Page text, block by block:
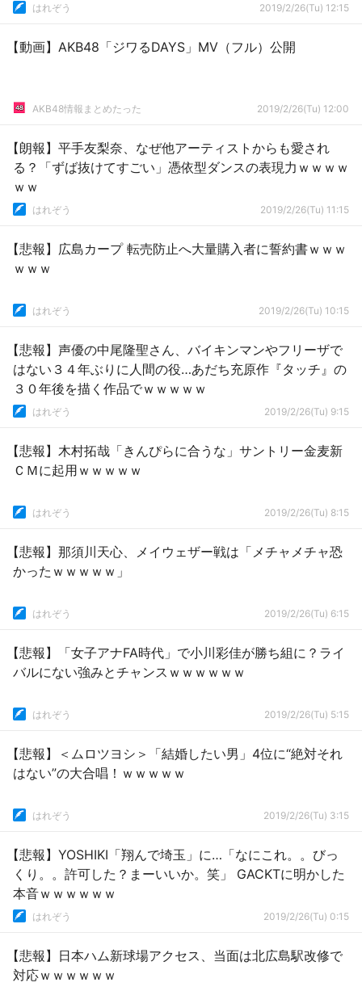
はれぞう 2019/2/26(Tu) 12:15
【動画】AKB48「ジワるDAYS」MV（フル）公開
AKB48情報まとめたった 2019/2/26(Tu) 12:00
【朗報】平手友梨奈、なぜ他アーティストからも愛され
る？「ずば抜けてすごい」憑依型ダンスの表現力ｗｗｗｗ
ｗｗ
はれぞう 2019/2/26(Tu) 11:15
【悲報】広島カープ 転売防止へ大量購入者に誓約書ｗｗｗ
ｗｗｗ
はれぞう 2019/2/26(Tu) 10:15
【悲報】声優の中尾隆聖さん、バイキンマンやフリーザで
はない３４年ぶりに人間の役…あだち充原作『タッチ』の
３０年後を描く作品でｗｗｗｗｗ
はれぞう 2019/2/26(Tu) 9:15
【悲報】木村拓哉「きんぴらに合うな」サントリー金麦新
ＣＭに起用ｗｗｗｗｗ
はれぞう 2019/2/26(Tu) 8:15
【悲報】那須川天心、メイウェザー戦は「メチャメチャ恐
かったｗｗｗｗｗ」
はれぞう 2019/2/26(Tu) 6:15
【悲報】「女子アナFA時代」で小川彩佳が勝ち組に？ライ
バルにない強みとチャンスｗｗｗｗｗｗ
はれぞう 2019/2/26(Tu) 5:15
【悲報】＜ムロツヨシ＞「結婚したい男」4位に“絶対それ
はない”の大合唱！ｗｗｗｗｗ
はれぞう 2019/2/26(Tu) 3:15
【悲報】YOSHIKI「翔んで埼玉」に…「なにこれ。。びっ
くり。。許可した？まーいいか。笑」 GACKTに明かした
本音ｗｗｗｗｗｗ
はれぞう 2019/2/26(Tu) 0:15
【悲報】日本ハム新球場アクセス、当面は北広島駅改修で
対応ｗｗｗｗｗｗ